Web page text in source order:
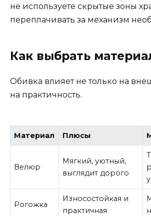
не используете скрытые зоны
переплачивать за механизм
Как выбрать
Обивка влияет не только на
на практичность.
Материал Плюсы
Велюр
Мягкий, уютный,
выглядит дорого
Рогожка
Износостойкая и
практичная